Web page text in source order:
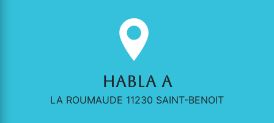
Habla a
LA ROUMAUDE 11230 SAINT-BENOIT